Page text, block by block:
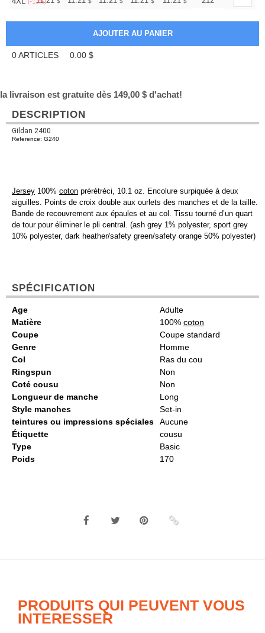
(-13%)
0ARTICLES 0.00 $
la livraison est gratuite dès 149,00 $ d'achat!
DESCRIPTION
Gildan 2400
Reference: G240
Jersey 100% coton prérétréci, 10.1 oz. Encolure surpiquée à deux
aiguilles. Points de croix double aux ourlets des manches et de la taille.
Bande de recouvrement aux épaules et au col. Tissu tourné d’un quart
de tour pour éliminer le pli central. (ash grey 1% polyester, sport grey
10% polyester, dark heather/safety green/safety orange 50% polyester)
SPÉCIFICATION
Age
Adulte
Matière
100% coton
Coupe
Coupe standard
Genre
Homme
Col
Ras du cou
Ringspun
Non
Coté cousu
Non
Longueur de manche
Long
Style manches
Set-in
teintures ou impressions spéciales
Aucune
Étiquette
cousu
Type
Basic
Poids
170
PRODUITS QUI PEUVENT VOUS
INTERESSER